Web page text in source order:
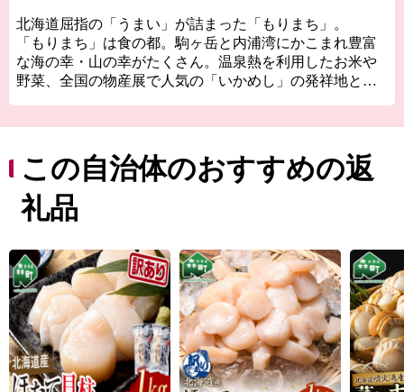
やかなまち～
北海道屈指の「うまい」が詰まった「もりまち」。
「もりまち」は食の都。駒ヶ岳と内浦湾にかこまれ豊富
な海の幸・山の幸がたくさん。温泉熱を利用したお米や
野菜、全国の物産展で人気の「いかめし」の発祥地とし
末、箱館戦争時に榎本武揚や土方歳三が上陸した地、北
海道開拓の要であった「札幌本道」の海上路桟橋跡地な
どの、貴重な史跡が多く点在し、また桜の名所として
1,000本以上の桜が咲き誇る、食・桜・歴史を間近に感じ
この自治体のおすすめの返
礼品